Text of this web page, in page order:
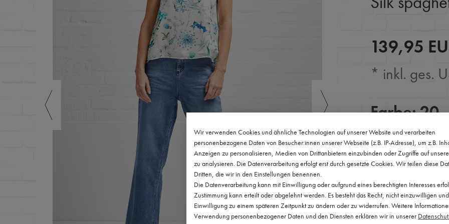
139,95
* inkl. ges.
Farbe:20
Größe:XS
XS S M
Wir verwenden Cookies und ähnliche Technologien auf unserer Website und verarbeiten
personenbezogene Daten von Besucher:innen unserer Webseite (z.B. IP-Adresse), um z.B.
Anzeigen zu personalisieren, Medien von Drittanbietern einzubinden oder Zugriffe auf
zu analysieren. Die Datenverarbeitung erfolgt erst durch gesetzte Cookies. Wir teilen diese
Dritten, die wir in den Einstellungen benennen.
Die Datenverarbeitung kann mit Einwilligung oder aufgrund eines berechtigten Interesses
Zustimmung kann erteilt oder abgelehnt werden. Es besteht das Recht, nicht einzuwilligen
Einwilligung zu einem späteren Zeitpunkt zu ändern oder zu widerrufen. Weitere
Verwendung personenbezogener Daten und den Diensten erklären wir in unserer